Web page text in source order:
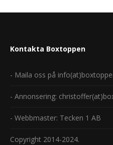
Kontakta Boxtoppen
- Maila oss på
- Annonsering:
- Webbmaster: Tecken 1 AB
Copyright 2014-2024.